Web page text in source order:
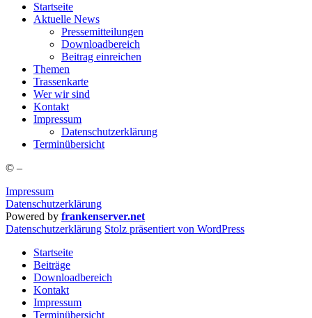
Start­sei­te
Aktu­el­le News
Pres­se­mit­tei­lun­gen
Down­load­be­reich
Bei­trag einreichen
The­men
Tras­sen­kar­te
Wer wir sind
Kon­takt
Impres­sum
Daten­schutz­er­klä­rung
Ter­min­über­sicht
© –
Impressum
Datenschutzerklärung
Powered by frankenserver.net
Daten­schutz­er­klä­rung Stolz präsentiert von WordPress
Startseite
Beiträge
Downloadbereich
Kontakt
Impressum
Terminübersicht